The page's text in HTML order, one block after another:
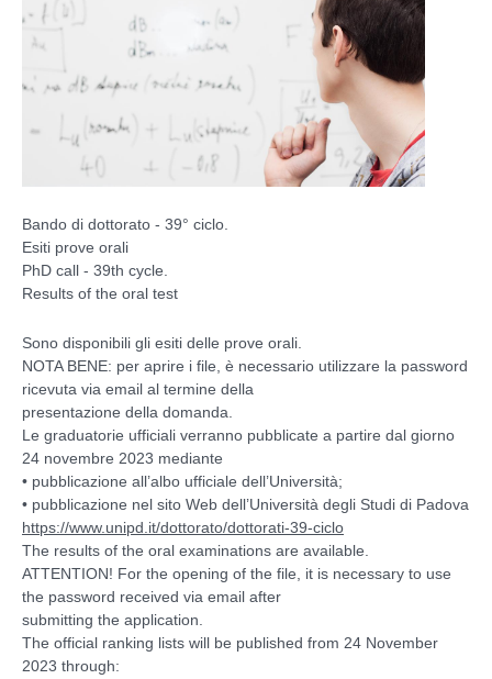
Bando di dottorato - 39° ciclo.
Esiti prove orali
PhD call - 39th cycle.
Results of the oral test
Sono disponibili gli esiti delle prove orali.
NOTA BENE: per aprire i file, è necessario utilizzare la password
ricevuta via email al termine della
presentazione della domanda.
Le graduatorie ufficiali verranno pubblicate a partire dal giorno
24 novembre 2023 mediante
• pubblicazione all’albo ufficiale dell’Università;
• pubblicazione nel sito Web dell’Università degli Studi di Padova
https://www.unipd.it/dottorato/dottorati-39-ciclo
The results of the oral examinations are available.
ATTENTION! For the opening of the file, it is necessary to use
the password received via email after
submitting the application.
The official ranking lists will be published from 24 November
2023 through: